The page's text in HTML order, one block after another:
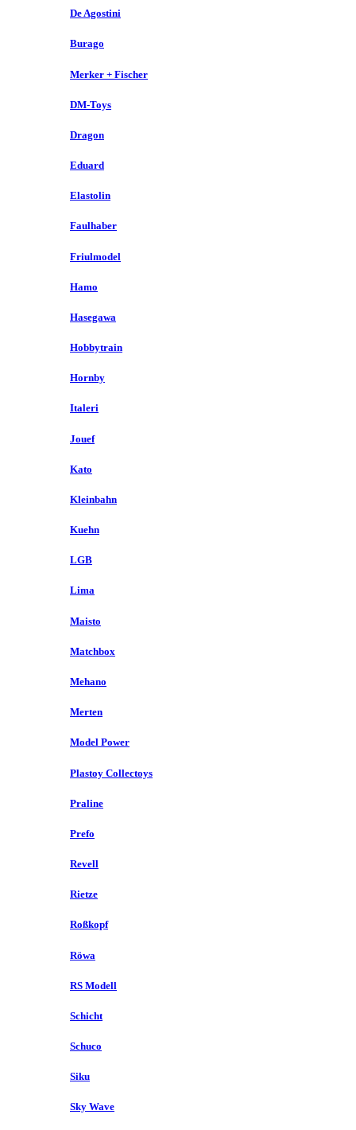
De Agostini
Burago
Merker + Fischer
DM-Toys
Dragon
Eduard
Elastolin
Faulhaber
Friulmodel
Hamo
Hasegawa
Hobbytrain
Hornby
Italeri
Jouef
Kato
Kleinbahn
Kuehn
LGB
Lima
Maisto
Matchbox
Mehano
Merten
Model Power
Plastoy Collectoys
Praline
Prefo
Revell
Rietze
Roßkopf
Röwa
RS Modell
Schicht
Schuco
Siku
Sky Wave